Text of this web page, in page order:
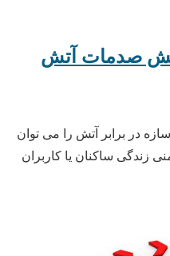
صدمات آتش
در برابر آتش را می توان
زندگی ساکنان یا کاربران